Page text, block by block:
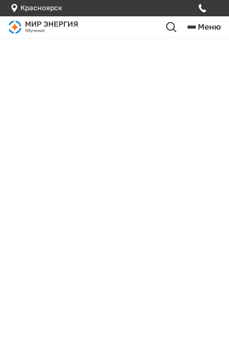
Красноярск
Меню